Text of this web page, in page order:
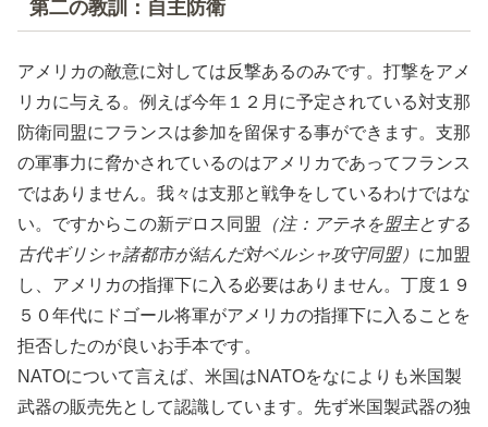
第二の教訓：自主防衛
アメリカの敵意に対しては反撃あるのみです。打撃をアメ
リカに与える。例えば今年１２月に予定されている対支那
防衛同盟にフランスは参加を留保する事ができます。支那
の軍事力に脅かされているのはアメリカであってフランス
ではありません。我々は支那と戦争をしているわけではな
い。ですからこの新デロス同盟
（注：アテネを盟主とする
古代ギリシャ諸都市が結んだ対ベルシャ攻守同盟） に加盟
し、アメリカの指揮下に入る必要はありません。丁度１９
５０年代にドゴール将軍がアメリカの指揮下に入ることを
拒否したのが良いお手本です。
NATOについて言えば、米国はNATOをなによりも米国製
武器の販売先として認識しています。先ず米国製武器の独